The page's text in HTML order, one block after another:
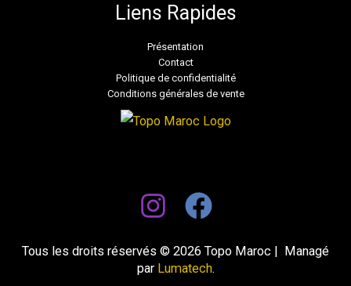
Liens Rapides
Présentation
Contact
Politique de confidentialité
Conditions générales de vente
Tous les droits réservés © 2026 Topo Maroc | Managé
par Lumatech.